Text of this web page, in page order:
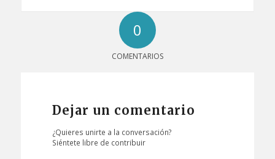
0
COMENTARIOS
Dejar un comentario
¿Quieres unirte a la conversación?
Siéntete libre de contribuir